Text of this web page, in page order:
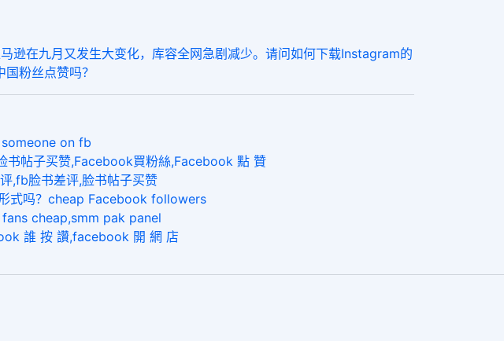
逊在九月又发生大变化，库容全网急剧减少。请问如何下载Instagram的
粉丝点赞吗？
on fb
书帖子买赞,Facebook買粉絲,Facebook 點 贊
,fb脸书差评,脸书帖子买赞
式吗？cheap Facebook followers
fans cheap,smm pak panel
誰 按 讚,facebook 開 網 店